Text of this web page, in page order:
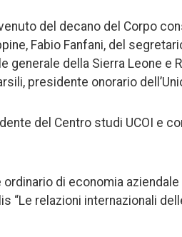
del decano del Corpo
Fabio Fanfani, del
generale della Sierra Leone e
presidente onorario
del Centro studi UCOI e
di economia
“Le relazioni internazionali